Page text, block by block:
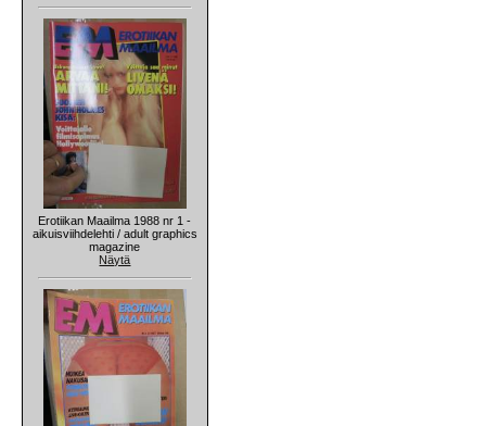
Erotiikan Maailma 1988 nr 1 -
aikuisviihdelehti / adult graphics
magazine
Näytä